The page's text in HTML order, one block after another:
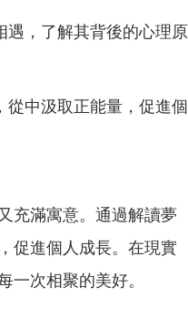
遇，了解其背後的心理原
從中汲取正能量，促進個
充滿寓意。通過解讀夢
促進個人成長。在現實
一次相聚的美好。